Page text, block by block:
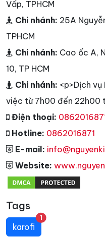
Vấp, TPHCM
Chi nhánh: 25A
TPHCM
Chi nhánh: Cao ốc A,
10, TP HCM
Chi nhánh: <p>Dịch
việc từ 7h00 đến 22h00
Điện thoại:
Hotline: 0862016871
E-mail:
Website:
Tags
karofi
1unread messages